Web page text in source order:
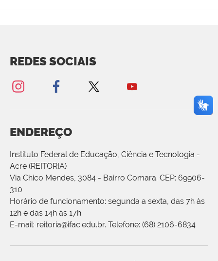
REDES SOCIAIS
ENDEREÇO
Instituto Federal de Educação, Ciência e Tecnologia -
Acre (REITORIA)
Via Chico Mendes, 3084 - Bairro Comara. CEP: 69906-
310
Horário de funcionamento: segunda a sexta, das 7h às
12h e das 14h às 17h
E-mail: reitoria@ifac.edu.br. Telefone: (68) 2106-6834